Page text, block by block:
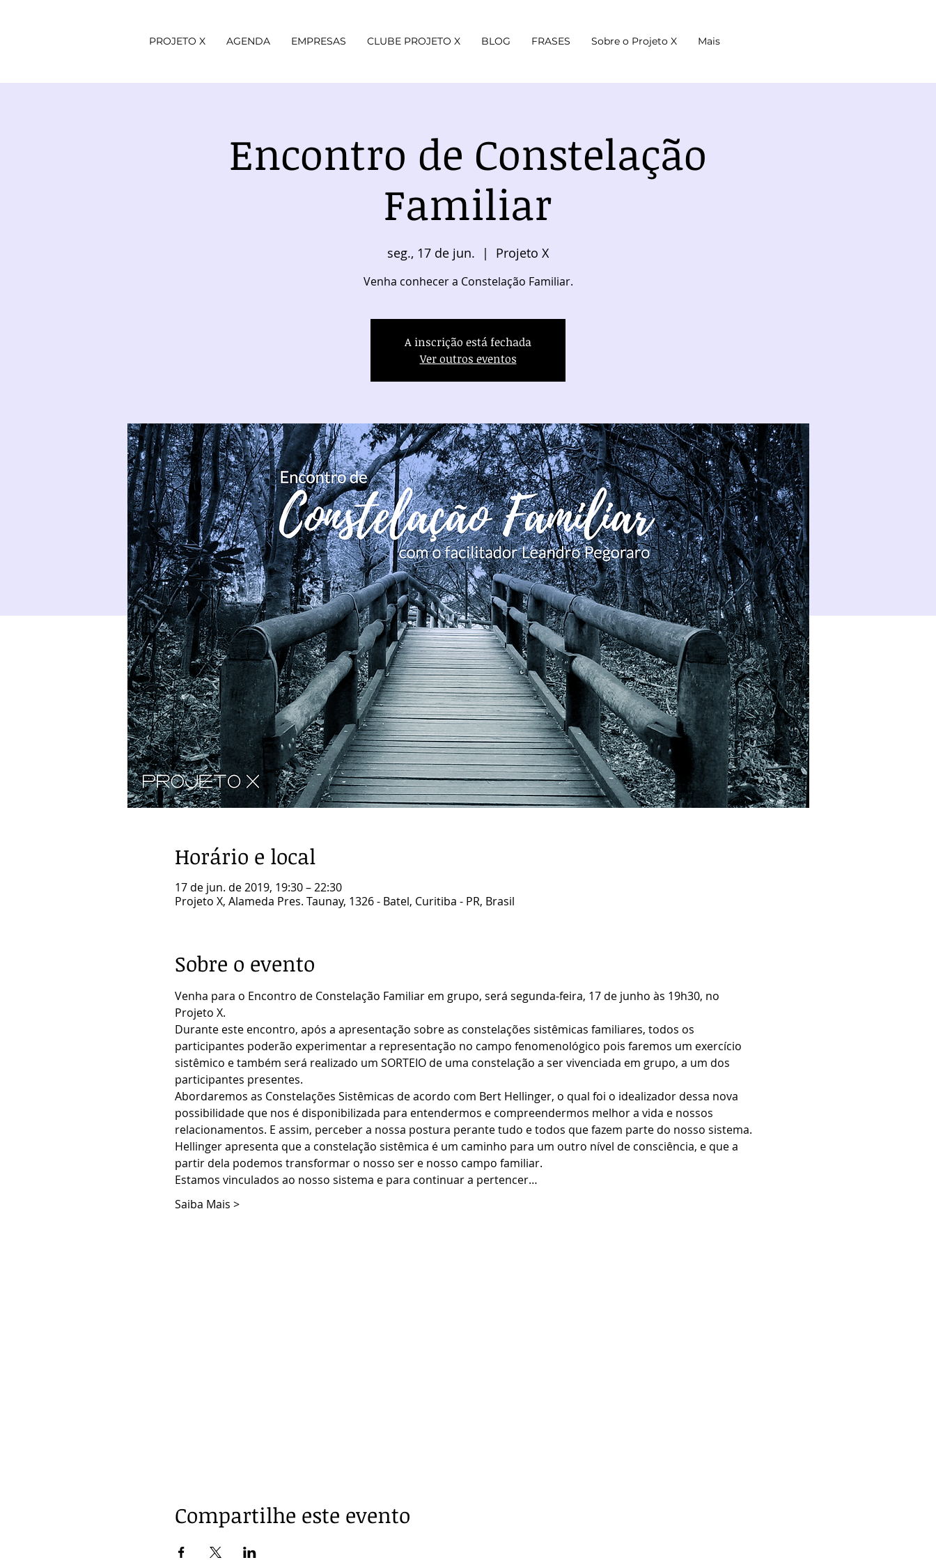
PROJETO X AGENDA EMPRESAS CLUBE PROJETO X BLOG FRASES Sobre o Projeto X Mais
Encontro de Constelação
Familiar
seg., 17 de jun.
  |
Projeto X
Venha conhecer a Constelação Familiar.
A inscrição está fechada
Ver outros eventos
Horário e local
17 de jun. de 2019, 19:30 – 22:30
Projeto X, Alameda Pres. Taunay, 1326 - Batel, Curitiba - PR, Brasil
Sobre o evento
Venha para o Encontro de Constelação Familiar em grupo, será segunda-feira, 17 de junho às 19h30, no
Projeto X.
Durante este encontro, após a apresentação sobre as constelações sistêmicas familiares, todos os
participantes poderão experimentar a representação no campo fenomenológico pois faremos um exercício
sistêmico e também será realizado um SORTEIO de uma constelação a ser vivenciada em grupo, a um dos
participantes presentes.
Abordaremos as Constelações Sistêmicas de acordo com Bert Hellinger, o qual foi o idealizador dessa nova
possibilidade que nos é disponibilizada para entendermos e compreendermos melhor a vida e nossos
relacionamentos. E assim, perceber a nossa postura perante tudo e todos que fazem parte do nosso sistema.
Hellinger apresenta que a constelação sistêmica é um caminho para um outro nível de consciência, e que a
partir dela podemos transformar o nosso ser e nosso campo familiar.
Estamos vinculados ao nosso sistema e para continuar a pertencer…
Saiba Mais >
Compartilhe este evento